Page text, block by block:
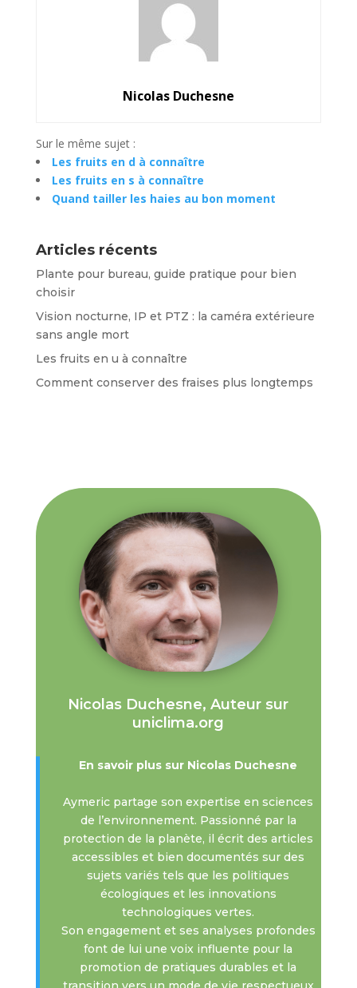
Nicolas Duchesne
Sur le même sujet :
Les fruits en d à connaître
Les fruits en s à connaître
Quand tailler les haies au bon moment
Articles récents
Plante pour bureau, guide pratique pour bien
choisir
Vision nocturne, IP et PTZ : la caméra extérieure
sans angle mort
Les fruits en u à connaître
Comment conserver des fraises plus longtemps
Nicolas Duchesne, Auteur sur
uniclima.org
En savoir plus sur Nicolas Duchesne
Aymeric partage son expertise en sciences
de l’environnement. Passionné par la
protection de la planète, il écrit des articles
accessibles et bien documentés sur des
sujets variés tels que les politiques
écologiques et les innovations
technologiques vertes.
Son engagement et ses analyses profondes
font de lui une voix influente pour la
promotion de pratiques durables et la